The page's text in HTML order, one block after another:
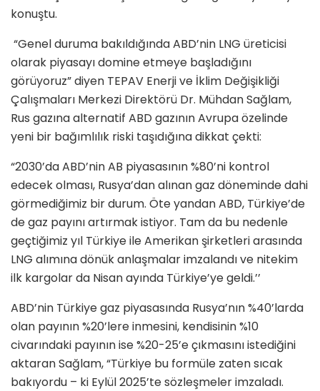
konuştu.
“Genel duruma bakıldığında ABD’nin LNG üreticisi
olarak piyasayı domine etmeye başladığını
görüyoruz” diyen TEPAV Enerji ve İklim Değişikliği
Çalışmaları Merkezi Direktörü Dr. Mühdan Sağlam,
Rus gazına alternatif ABD gazının Avrupa özelinde
yeni bir bağımlılık riski taşıdığına dikkat çekti:
“2030’da ABD’nin AB piyasasının %80’ni kontrol
edecek olması, Rusya’dan alınan gaz döneminde dahi
görmediğimiz bir durum. Öte yandan ABD, Türkiye’de
de gaz payını artırmak istiyor. Tam da bu nedenle
geçtiğimiz yıl Türkiye ile Amerikan şirketleri arasında
LNG alımına dönük anlaşmalar imzalandı ve nitekim
ilk kargolar da Nisan ayında Türkiye’ye geldi.’’
ABD’nin Türkiye gaz piyasasında Rusya’nın %40’larda
olan payının %20’lere inmesini, kendisinin %10
civarındaki payının ise %20-25’e çıkmasını istediğini
aktaran Sağlam, “Türkiye bu formüle zaten sıcak
bakıyordu – ki Eylül 2025’te sözleşmeler imzaladı.